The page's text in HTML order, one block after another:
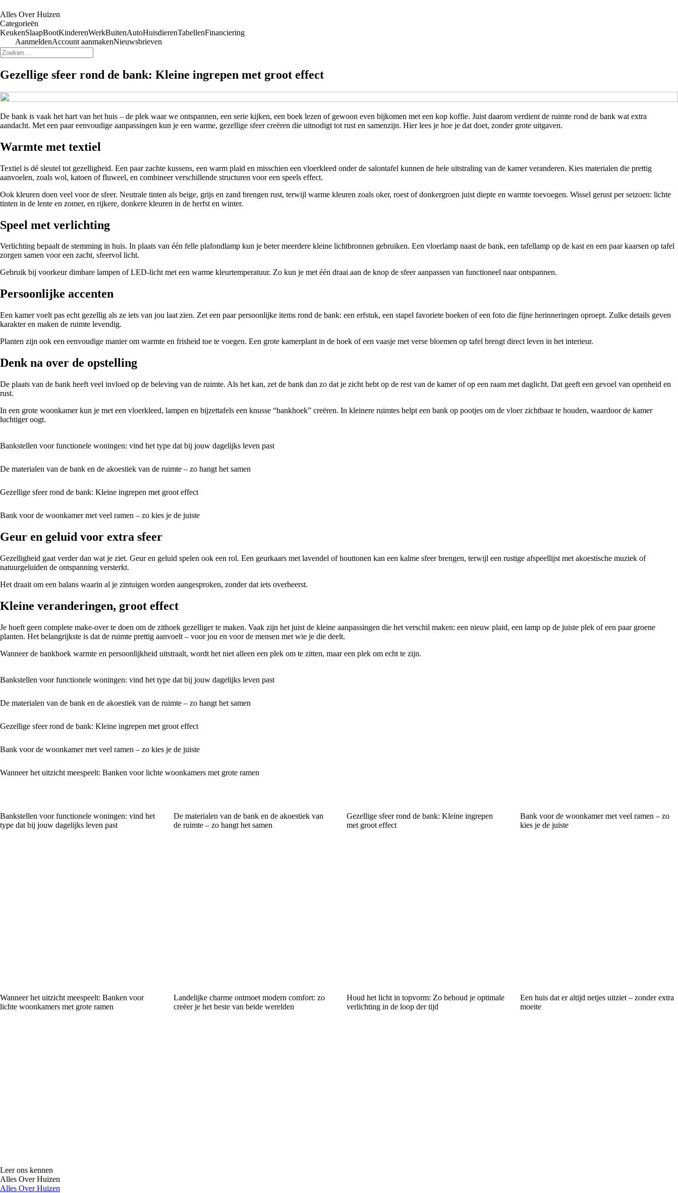
Alles Over Huizen
Categorieën
KeukenSlaapBootKinderenWerkBuitenAutoHuisdierenTabellenFinanciering
AanmeldenAccount aanmakenNieuwsbrieven
Gezellige sfeer rond de bank: Kleine ingrepen met groot effect
De bank is vaak het hart van het huis – de plek waar we ontspannen, een serie kijken, een boek lezen of gewoon even bijkomen met een kop koffie. Juist daarom verdient de ruimte rond de bank wat extra
aandacht. Met een paar eenvoudige aanpassingen kun je een warme, gezellige sfeer creëren die uitnodigt tot rust en samenzijn. Hier lees je hoe je dat doet, zonder grote uitgaven.
Warmte met textiel
Textiel is dé sleutel tot gezelligheid. Een paar zachte kussens, een warm plaid en misschien een vloerkleed onder de salontafel kunnen de hele uitstraling van de kamer veranderen. Kies materialen die prettig
aanvoelen, zoals wol, katoen of fluweel, en combineer verschillende structuren voor een speels effect.
Ook kleuren doen veel voor de sfeer. Neutrale tinten als beige, grijs en zand brengen rust, terwijl warme kleuren zoals oker, roest of donkergroen juist diepte en warmte toevoegen. Wissel gerust per seizoen: lichte
tinten in de lente en zomer, en rijkere, donkere kleuren in de herfst en winter.
Speel met verlichting
Verlichting bepaalt de stemming in huis. In plaats van één felle plafondlamp kun je beter meerdere kleine lichtbronnen gebruiken. Een vloerlamp naast de bank, een tafellamp op de kast en een paar kaarsen op tafel
zorgen samen voor een zacht, sfeervol licht.
Gebruik bij voorkeur dimbare lampen of LED-licht met een warme kleurtemperatuur. Zo kun je met één draai aan de knop de sfeer aanpassen van functioneel naar ontspannen.
Persoonlijke accenten
Een kamer voelt pas echt gezellig als ze iets van jou laat zien. Zet een paar persoonlijke items rond de bank: een erfstuk, een stapel favoriete boeken of een foto die fijne herinneringen oproept. Zulke details geven
karakter en maken de ruimte levendig.
Planten zijn ook een eenvoudige manier om warmte en frisheid toe te voegen. Een grote kamerplant in de hoek of een vaasje met verse bloemen op tafel brengt direct leven in het interieur.
Denk na over de opstelling
De plaats van de bank heeft veel invloed op de beleving van de ruimte. Als het kan, zet de bank dan zo dat je zicht hebt op de rest van de kamer of op een raam met daglicht. Dat geeft een gevoel van openheid en
rust.
In een grote woonkamer kun je met een vloerkleed, lampen en bijzettafels een knusse “bankhoek” creëren. In kleinere ruimtes helpt een bank op pootjes om de vloer zichtbaar te houden, waardoor de kamer
luchtiger oogt.
Bankstellen voor functionele woningen: vind het type dat bij jouw dagelijks leven past
De materialen van de bank en de akoestiek van de ruimte – zo hangt het samen
Gezellige sfeer rond de bank: Kleine ingrepen met groot effect
Bank voor de woonkamer met veel ramen – zo kies je de juiste
Geur en geluid voor extra sfeer
Gezelligheid gaat verder dan wat je ziet. Geur en geluid spelen ook een rol. Een geurkaars met lavendel of houttonen kan een kalme sfeer brengen, terwijl een rustige afspeellijst met akoestische muziek of
natuurgeluiden de ontspanning versterkt.
Het draait om een balans waarin al je zintuigen worden aangesproken, zonder dat iets overheerst.
Kleine veranderingen, groot effect
Je hoeft geen complete make-over te doen om de zithoek gezelliger te maken. Vaak zijn het juist de kleine aanpassingen die het verschil maken: een nieuw plaid, een lamp op de juiste plek of een paar groene
planten. Het belangrijkste is dat de ruimte prettig aanvoelt – voor jou en voor de mensen met wie je die deelt.
Wanneer de bankhoek warmte en persoonlijkheid uitstraalt, wordt het niet alleen een plek om te zitten, maar een plek om echt te zijn.
Bankstellen voor functionele woningen: vind het type dat bij jouw dagelijks leven past
De materialen van de bank en de akoestiek van de ruimte – zo hangt het samen
Gezellige sfeer rond de bank: Kleine ingrepen met groot effect
Bank voor de woonkamer met veel ramen – zo kies je de juiste
Wanneer het uitzicht meespeelt: Banken voor lichte woonkamers met grote ramen
Bankstellen voor functionele woningen: vind het
type dat bij jouw dagelijks leven past
De materialen van de bank en de akoestiek van
de ruimte – zo hangt het samen
Gezellige sfeer rond de bank: Kleine ingrepen
met groot effect
Bank voor de woonkamer met veel ramen – zo
kies je de juiste
Wanneer het uitzicht meespeelt: Banken voor
lichte woonkamers met grote ramen
Landelijke charme ontmoet modern comfort: zo
creëer je het beste van beide werelden
Houd het licht in topvorm: Zo behoud je optimale
verlichting in de loop der tijd
Een huis dat er altijd netjes uitziet – zonder extra
moeite
Leer ons kennen
Alles Over Huizen
Alles Over Huizen